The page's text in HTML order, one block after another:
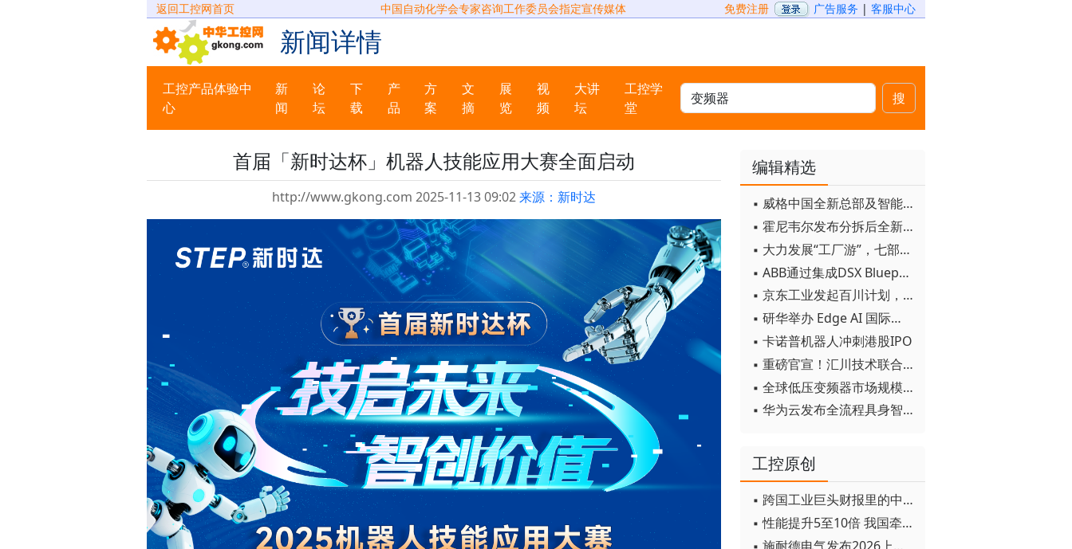
返回工控网首页 中国自动化学会专家咨询工作委员会指定宣传媒体 免费注册 广告服务 | 客服中心
新闻详情
工控产品体验中
心
新
闻
论
坛
下
载
产
品
方
案
文
摘
展
览
视
频
大讲
坛
工控学
堂
搜
首届「新时达杯」机器人技能应用大赛全面启动
http://www.gkong.com 2025-11-13 09:02来源：新时达
编辑精选
▪ 威格中国全新总部及智能工厂启用
▪ 霍尼韦尔发布分拆后全新品牌：霍尼韦尔科技与霍尼韦尔航空航天
▪ 大力发展“工厂游”，七部门联合发文！
▪ ABB通过集成DSX Blueprint AI基础设施，扩大与英伟达的合作
▪ 京东工业发起百川计划， 构建工业大模型新生态
▪ 研华举办 Edge AI 国际论坛
▪ 卡诺普机器人冲刺港股IPO
▪ 重磅官宣！汇川技术联合发起 D12 联盟，开创产教融合新范式
▪ 全球低压变频器市场规模2030年将超170亿美元
▪ 华为云发布全流程具身智能开发平台CloudRobo
工控原创
▪ 跨国工业巨头财报里的中国成绩单
▪ 性能提升5至10倍 我国牵头制定的WiTSnet工业以太网国际标准正式发布